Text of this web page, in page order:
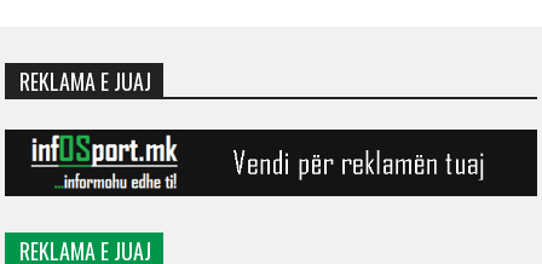
REKLAMA E JUAJ
REKLAMA E JUAJ